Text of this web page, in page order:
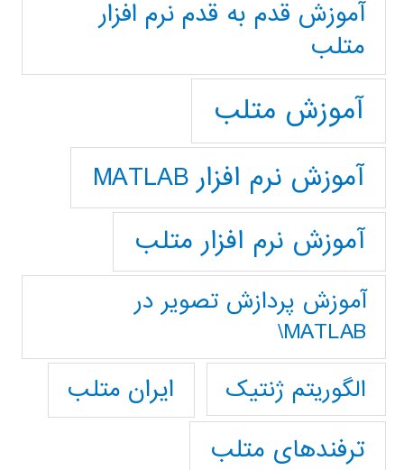
آموزش قدم به قدم نرم افزار
متلب
آموزش متلب
آموزش نرم افزار MATLAB
آموزش نرم افزار متلب
آموزش پردازش تصوير در
MATLAB\
الگوریتم ژنتیک
ایران متلب
ترفندهای متلب